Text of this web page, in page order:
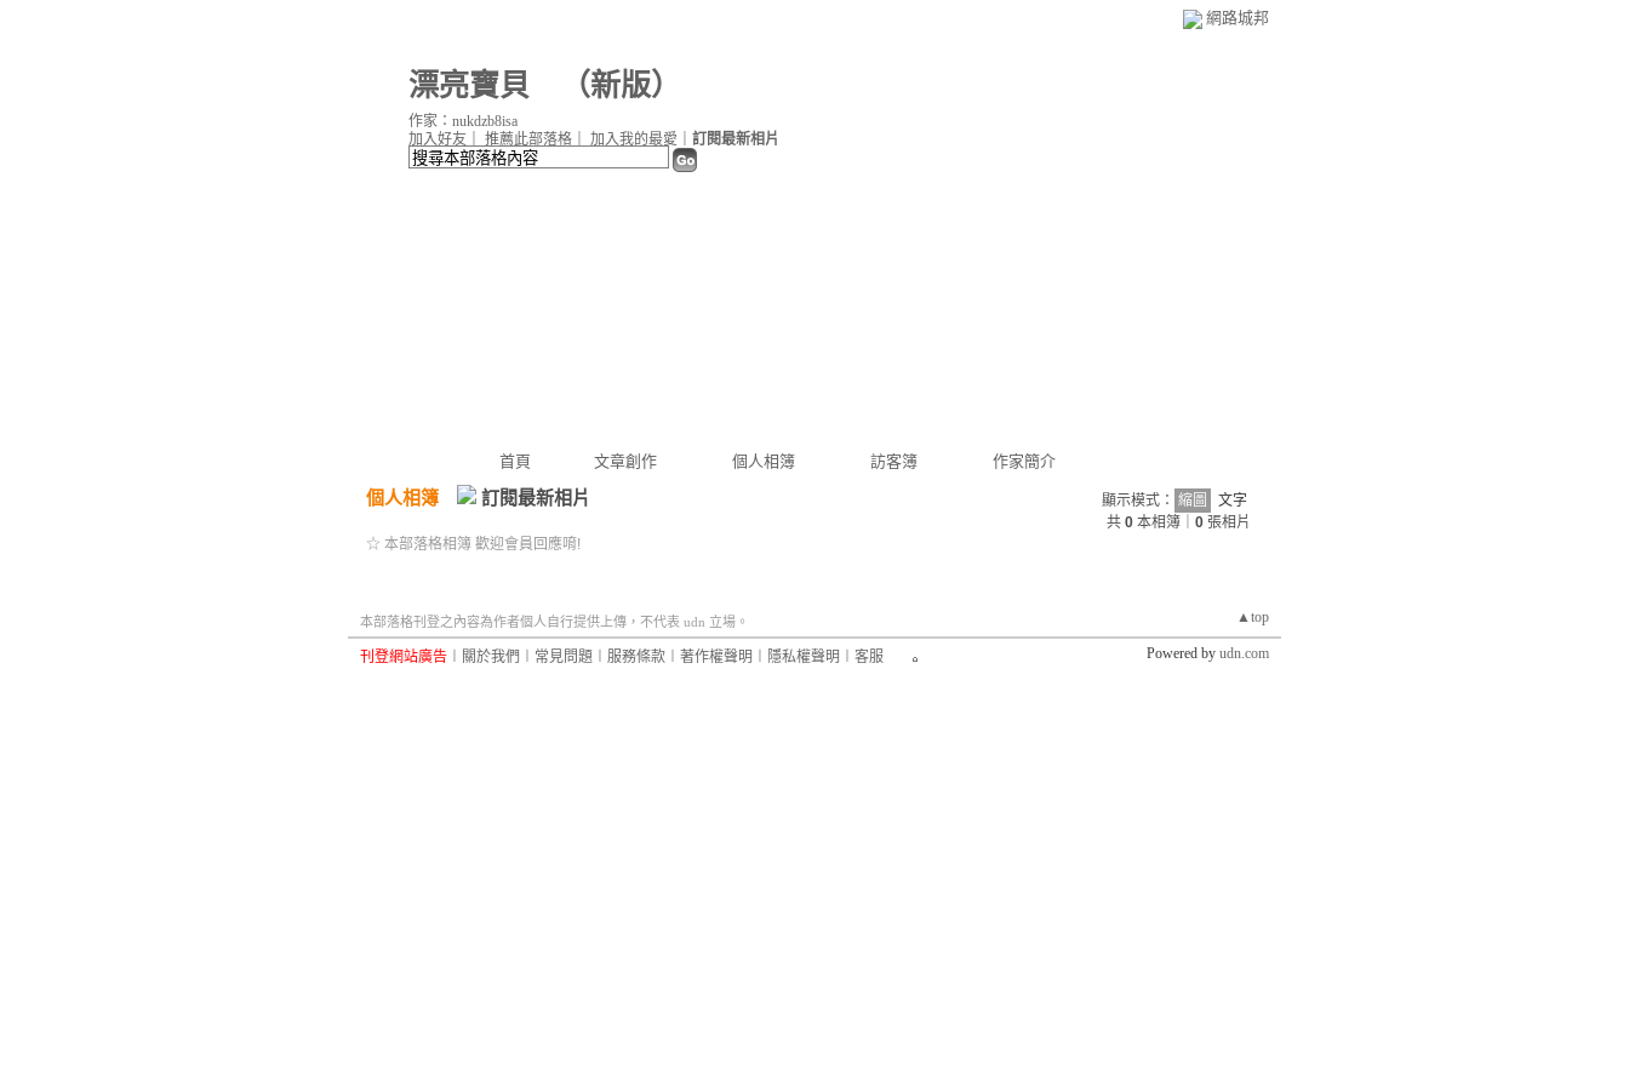
網路城邦
漂亮寶貝 （新版）
首頁 文章創作 個人相簿 訪客簿 作家簡介
加入好友 推薦此部落格 加入我的最愛 訂閱最新相片
作家：nukdzb8isa
個人相簿 訂閱最新相片 顯示模式： 縮圖
文字
共 0 本相簿｜ 0 張相片
☆ 本部落格相簿 歡迎會員回應唷!
▲top
本部落格刊登之內容為作者個人自行提供上傳，不代表 udn 立場。
刊登網站廣告 關於我們 常見問題 服務條款 著作權聲明 隱私權聲明 客服 Powered by udn.com